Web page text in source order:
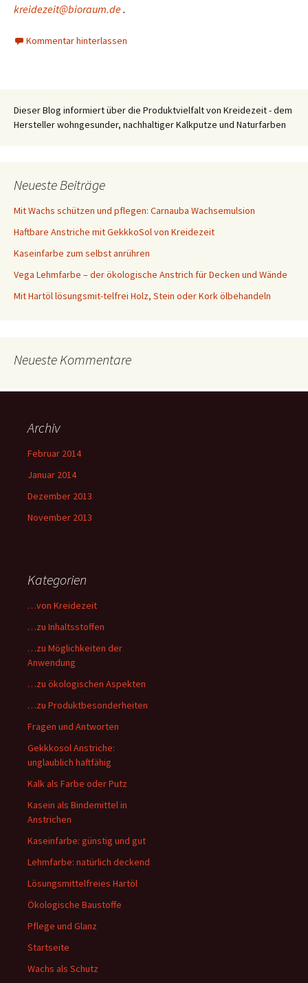
kreidezeit@bioraum.de.
Kommentar hinterlassen
Dieser Blog informiert über die Produktvielfalt von Kreidezeit - dem
Hersteller wohngesunder, nachhaltiger Kalkputze und Naturfarben
Neueste Beiträge
Mit Wachs schützen und pflegen: Carnauba Wachsemulsion
Haftbare Anstriche mit GekkkoSol von Kreidezeit
Kaseinfarbe zum selbst anrühren
Vega Lehmfarbe – der ökologische Anstrich für Decken und Wände
Mit Hartöl lösungsmit-telfrei Holz, Stein oder Kork ölbehandeln
Neueste Kommentare
Archiv
Februar 2014
Januar 2014
Dezember 2013
November 2013
Kategorien
…von Kreidezeit
…zu Inhaltsstoffen
…zu Möglichkeiten der
Anwendung
…zu ökologischen Aspekten
…zu Produktbesonderheiten
Fragen und Antworten
Gekkkosol Anstriche:
unglaublich haftfähig
Kalk als Farbe oder Putz
Kasein als Bindemittel in
Anstrichen
Kaseinfarbe: günstig und gut
Lehmfarbe: natürlich deckend
Lösungsmittelfreies Hartöl
Ökologische Baustoffe
Pflege und Glanz
Startseite
Wachs als Schutz